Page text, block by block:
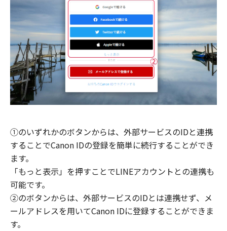
①のいずれかのボタンからは、外部サービスのIDと連携
することでCanon IDの登録を簡単に続行することができ
ます。
「もっと表示」を押すことでLINEアカウントとの連携も
可能です。
②のボタンからは、外部サービスのIDとは連携せず、メ
ールアドレスを用いてCanon IDに登録することができま
す。